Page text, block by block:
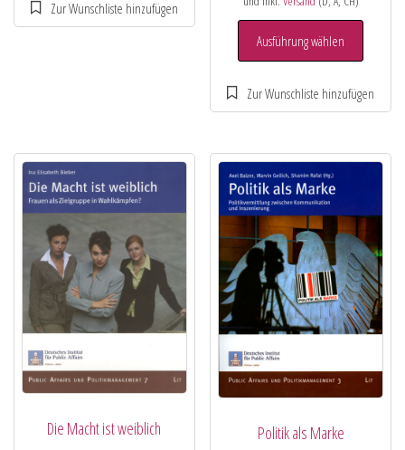
Ausführung wählen
Die Macht ist weiblich Politik als Marke